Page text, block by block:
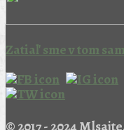
Zatiaľ sme v tom